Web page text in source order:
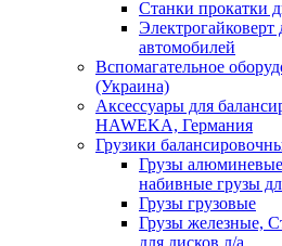
Станки прокатки
Электрогайковерт
автомобилей
Вспомагательное
(Украина)
Аксессуары для
HAWEKA, Германия
Грузики
Грузы
набивные грузы
Грузы грузовые
Грузы железные,
для дисков л/а